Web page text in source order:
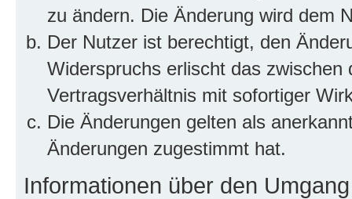
zu ändern. Die Änderung wird dem
Der Nutzer ist berechtigt, den
Widerspruchs erlischt das
Vertragsverhältnis mit sofortiger
Die Änderungen gelten als
Änderungen zugestimmt hat.
Informationen über den